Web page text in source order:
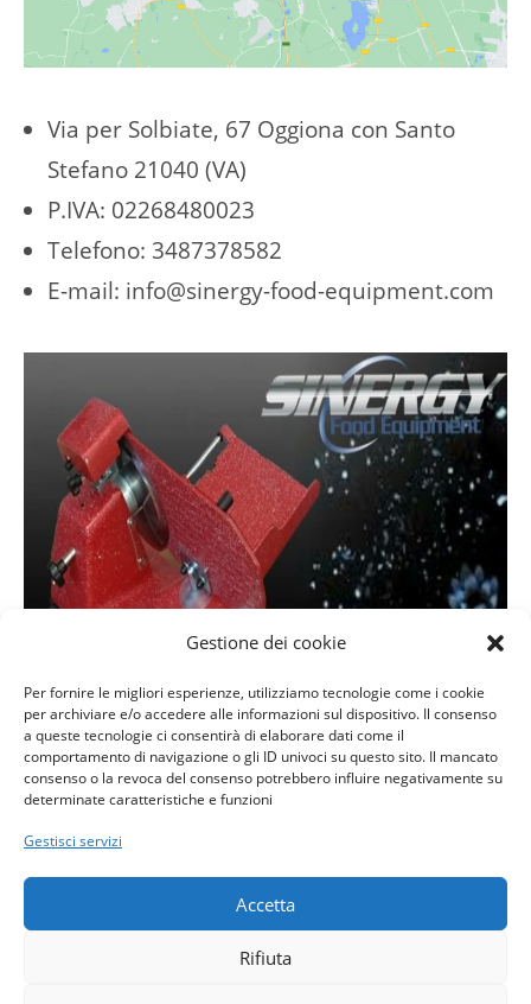
Gestione dei cookie
Per fornire le migliori esperienze, utilizziamo tecnologie come i cookie
per archiviare e/o accedere alle informazioni sul dispositivo. Il consenso
a queste tecnologie ci consentirà di elaborare dati come il
comportamento di navigazione o gli ID univoci su questo sito. Il mancato
consenso o la revoca del consenso potrebbero influire negativamente su
determinate caratteristiche e funzioni
Gestisci servizi
Accetta
Rifiuta
Via per Solbiate, 67 Oggiona con Santo
Stefano 21040 (VA)
P.IVA: 02268480023
Telefono: 3487378582
E-mail: info@sinergy-food-equipment.com